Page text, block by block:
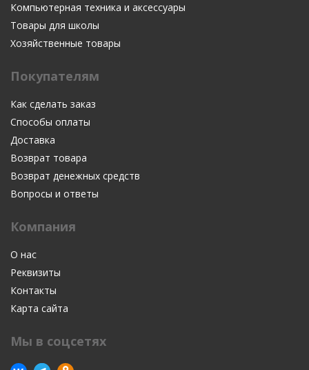
Компьютерная техника и аксессуары
Товары для школы
Хозяйственные товары
Покупателям
Как сделать заказ
Способы оплаты
Доставка
Возврат товара
Возврат денежных средств
Вопросы и ответы
Компания
О нас
Реквизиты
Контакты
Карта сайта
Мы в соцсетях